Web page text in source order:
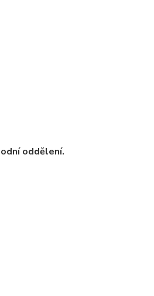
oddělení.